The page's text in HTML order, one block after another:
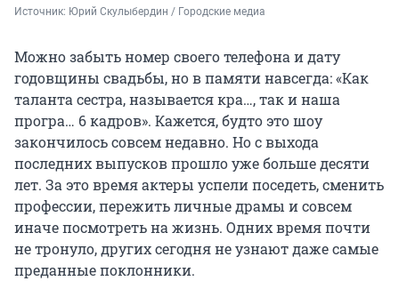
Источник: Юрий Скулыбердин / Городские медиа
Можно забыть номер своего телефона и дату
годовщины свадьбы, но в памяти навсегда: «Как
таланта сестра, называется кра…, так и наша
програ… 6 кадров». Кажется, будто это шоу
закончилось совсем недавно. Но с выхода
последних выпусков прошло уже больше десяти
лет. За это время актеры успели поседеть, сменить
профессии, пережить личные драмы и совсем
иначе посмотреть на жизнь. Одних время почти
не тронуло, других сегодня не узнают даже самые
преданные поклонники.